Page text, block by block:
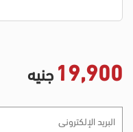
19,900 جنيه